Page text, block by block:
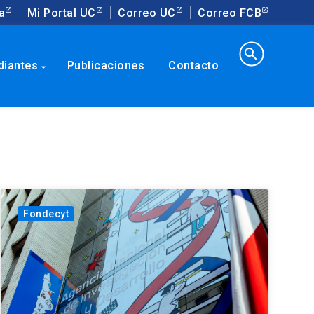
Mi Portal UC Correo UC Correo FCB
arrow_drop_down Publicaciones Contacto
search
Fondecyt